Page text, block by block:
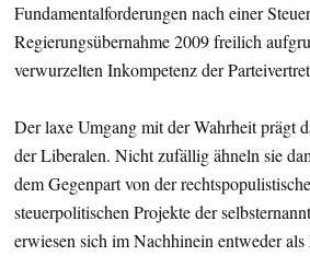
Fundamentalforderungen nach einer
Regierungsübernahme 2009 freilich
verwurzelten Inkompetenz der
Der laxe Umgang mit der Wahrheit prägt
der Liberalen. Nicht zufällig ähneln sie
dem Gegenpart von der
steuerpolitischen Projekte der
erwiesen sich im Nachhinein entweder